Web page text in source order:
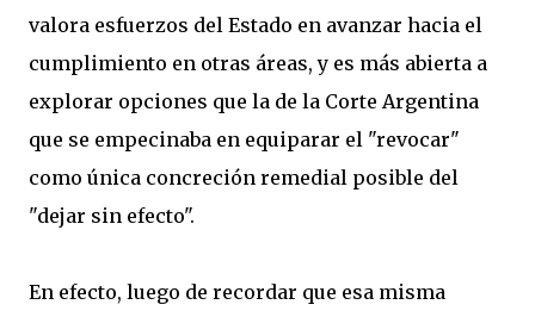
valora esfuerzos del Estado en avanzar hacia el
cumplimiento en otras áreas, y es más abierta a
explorar opciones que la de la Corte Argentina
que se empecinaba en equiparar el "revocar"
como única concreción remedial posible del
"dejar sin efecto".
En efecto, luego de recordar que esa misma